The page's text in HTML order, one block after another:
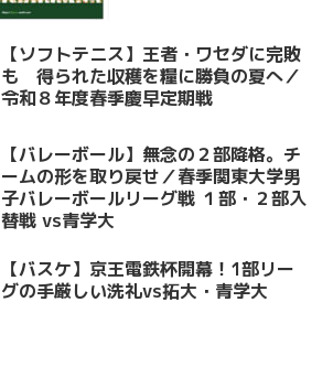
【ソフトテニス】王者・ワセダに完敗
も 得られた収穫を糧に勝負の夏へ／
令和８年度春季慶早定期戦
【バレーボール】無念の２部降格。チ
ームの形を取り戻せ／春季関東大学男
子バレーボールリーグ戦 １部・２部入
替戦 vs青学大
【バスケ】京王電鉄杯開幕！1部リー
グの手厳しい洗礼vs拓大・青学大